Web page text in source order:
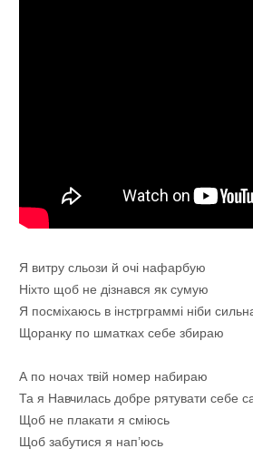
Я витру сльози й очі нафарбую
Ніхто щоб не дізнався як сумую
Я посміхаюсь в інстрграммі ніби
Щоранку по шматках себе збираю
А по ночах твій номер набираю
Та я Навчилась добре рятувати себе
Щоб не плакати я сміюсь
Щоб забутися я нап’юсь